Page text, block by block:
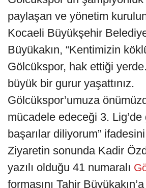
paylaşan ve yönetim
Kocaeli Büyükşehir
Büyükakın, “Kentimizin
Gölcükspor, hak ettiği
büyük bir gurur yaşattınız.
Gölcükspor’umuza
mücadele edeceği 3. Lig’de
başarılar diliyorum”
Ziyaretin sonunda Kadir
yazılı olduğu 41 numaralı
formasını Tahir